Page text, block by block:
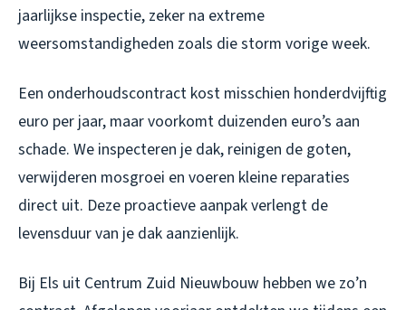
jaarlijkse inspectie, zeker na extreme
weersomstandigheden zoals die storm vorige week.
Een onderhoudscontract kost misschien honderdvijftig
euro per jaar, maar voorkomt duizenden euro’s aan
schade. We inspecteren je dak, reinigen de goten,
verwijderen mosgroei en voeren kleine reparaties
direct uit. Deze proactieve aanpak verlengt de
levensduur van je dak aanzienlijk.
Bij Els uit Centrum Zuid Nieuwbouw hebben we zo’n